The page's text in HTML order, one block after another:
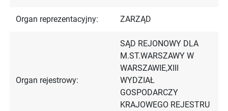
Organ reprezentacyjny: ZARZĄD
Organ rejestrowy:
SĄD REJONOWY DLA
M.ST.WARSZAWY W
WARSZAWIE,XIII
WYDZIAŁ
GOSPODARCZY
KRAJOWEGO REJESTRU